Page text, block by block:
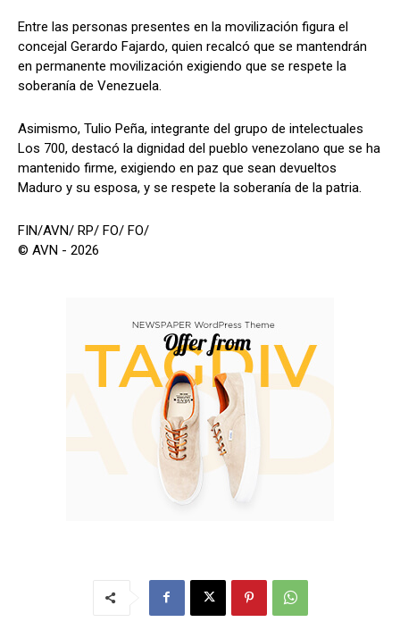
Entre las personas presentes en la movilización figura el
concejal Gerardo Fajardo, quien recalcó que se mantendrán
en permanente movilización exigiendo que se respete la
soberanía de Venezuela.
Asimismo, Tulio Peña, integrante del grupo de intelectuales
Los 700, destacó la dignidad del pueblo venezolano que se ha
mantenido firme, exigiendo en paz que sean devueltos
Maduro y su esposa, y se respete la soberanía de la patria.
FIN/AVN/ RP/ FO/ FO/
© AVN - 2026